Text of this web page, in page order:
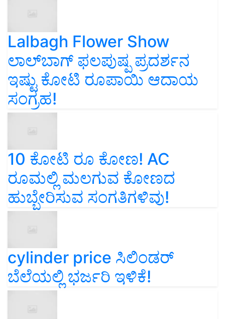
Lalbagh Flower Show
ಲಾಲ್‌ಬಾಗ್ ಫಲಪುಷ್ಪ ಪ್ರದರ್ಶನ
ಇಷ್ಟು ಕೋಟಿ ರೂಪಾಯಿ ಆದಾಯ
ಸಂಗ್ರಹ!
10 ಕೋಟಿ ರೂ ಕೋಣ! AC
ರೂಮಲ್ಲಿ ಮಲಗುವ ಕೋಣದ
ಹುಬ್ಬೇರಿಸುವ ಸಂಗತಿಗಳಿವು!
cylinder price ಸಿಲಿಂಡರ್‌
ಬೆಲೆಯಲ್ಲಿ ಭರ್ಜರಿ ಇಳಿಕೆ!